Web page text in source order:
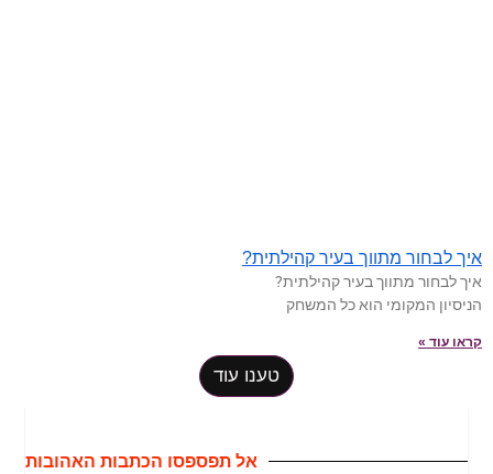
איך לבחור מתווך בעיר קהילתית?
איך לבחור מתווך בעיר קהילתית?
הניסיון המקומי הוא כל המשחק
קראו עוד »
טענו עוד
אל תפספסו הכתבות האהובות